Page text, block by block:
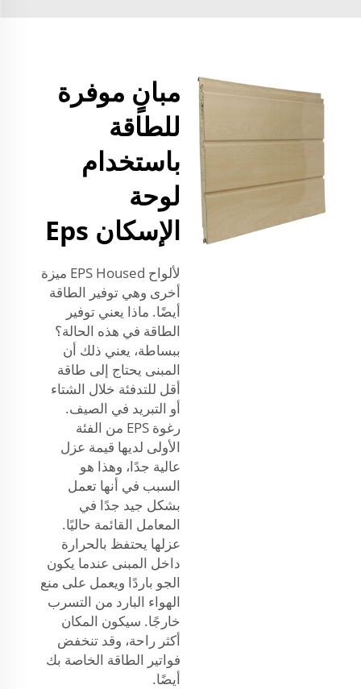
مبانٍ موفرة
للطاقة
باستخدام
لوحة
الإسكان Eps
لألواح EPS Housed ميزة
أخرى وهي توفير الطاقة
أيضًا. ماذا يعني توفير
الطاقة في هذه الحالة؟
ببساطة، يعني ذلك أن
المبنى يحتاج إلى طاقة
أقل للتدفئة خلال الشتاء
أو التبريد في الصيف.
رغوة EPS من الفئة
الأولى لديها قيمة عزل
عالية جدًا، وهذا هو
السبب في أنها تعمل
بشكل جيد جدًا في
المعامل القائمة حاليًا.
عزلها يحتفظ بالحرارة
داخل المبنى عندما يكون
الجو باردًا ويعمل على منع
الهواء البارد من التسرب
خارجًا. سيكون المكان
أكثر راحة، وقد تنخفض
فواتير الطاقة الخاصة بك
أيضًا.